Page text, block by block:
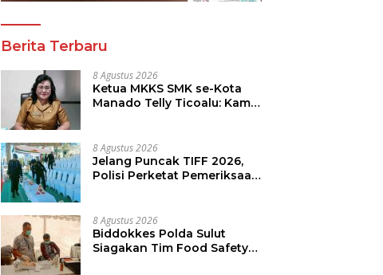
Berita Terbaru
8 Agustus 2026
Ketua MKKS SMK se-Kota
Manado Telly Ticoalu: Kami
Rondonuwu
8 Agustus 2026
Jelang Puncak TIFF 2026,
Polisi Perketat Pemeriksaan
8 Agustus 2026
Biddokkes Polda Sulut
Siagakan Tim Food Safety